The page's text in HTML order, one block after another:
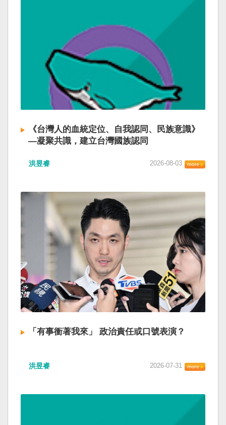
《台灣人的血統定位、自我認同、民族意識》
—凝聚共識，建立台灣國族認同
洪昱睿 2026-08-03
「有事衝著我來」 政治責任或口號表演？
洪昱睿 2026-07-31